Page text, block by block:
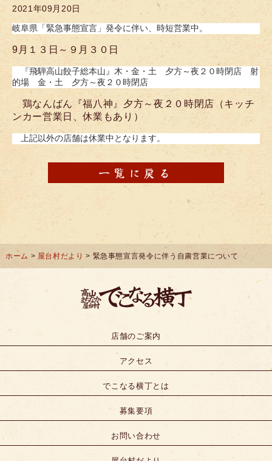
2021年09月20日
岐阜県「緊急事態宣言」発令に伴い、時短営業中。
9月１３日～９月３０日
『飛騨高山餃子総本山』木・金・土 夕方～夜２０時閉店 射
的場 金・土 夕方～夜２０時閉店
鶏なんばん『福八神』夕方～夜２０時閉店（キッチ
ンカー営業日、休業もあり）
上記以外の店舗は休業中となります。
ホーム > 屋台村だより > 緊急事態宣言発令に伴う自粛営業について
店舗のご案内
アクセス
でこなる横丁とは
募集要項
お問い合わせ